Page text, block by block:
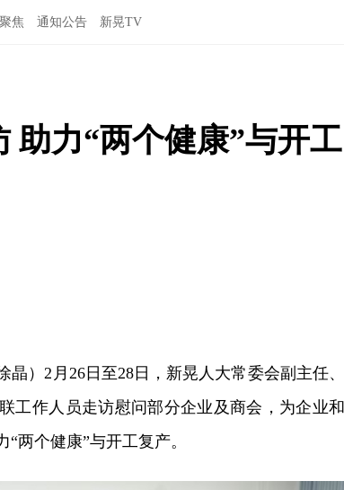
焦 通知公告 新晃TV
助力“两个健康”与开工
）2月26日至28日，新晃人大常委会副主任、
工作人员走访慰问部分企业及商会，为企业和
两个健康”与开工复产。